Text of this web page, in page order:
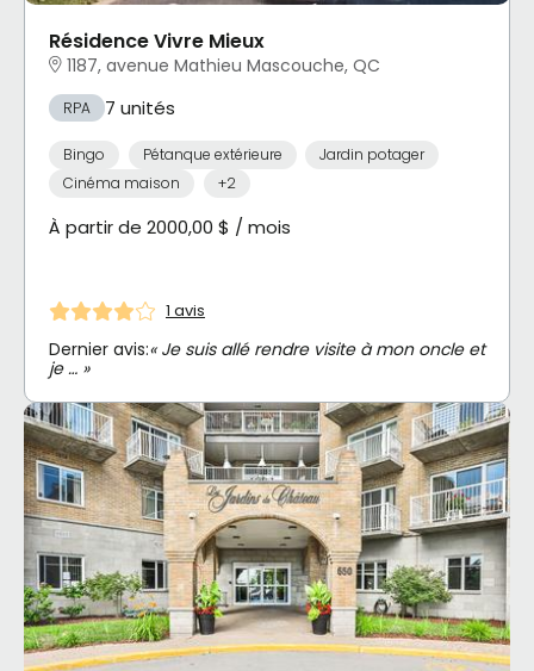
Résidence Vivre Mieux
1187, avenue Mathieu Mascouche, QC
RPA 7 unités
Bingo Pétanque extérieure
Jardin potager
Cinéma maison
+2
À partir de 2000,00 $ / mois
1 avis
Dernier avis:« Je suis allé rendre visite à mon oncle et
je … »